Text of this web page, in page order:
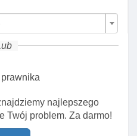
najlepszego
Twój problem. Za darmo!